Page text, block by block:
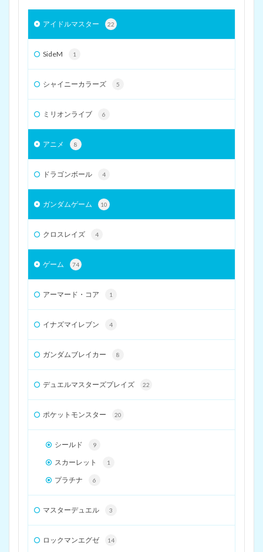
アイドルマスター 22
SideM 1
シャイニーカラーズ 5
ミリオンライブ 6
アニメ 8
ドラゴンボール 4
ガンダムゲーム 10
クロスレイズ 4
ゲーム 74
アーマード・コア 1
イナズマイレブン 4
ガンダムブレイカー 8
デュエルマスターズプレイズ 22
ポケットモンスター 20
シールド 9
スカーレット 1
プラチナ 6
マスターデュエル 3
ロックマンエグゼ 14